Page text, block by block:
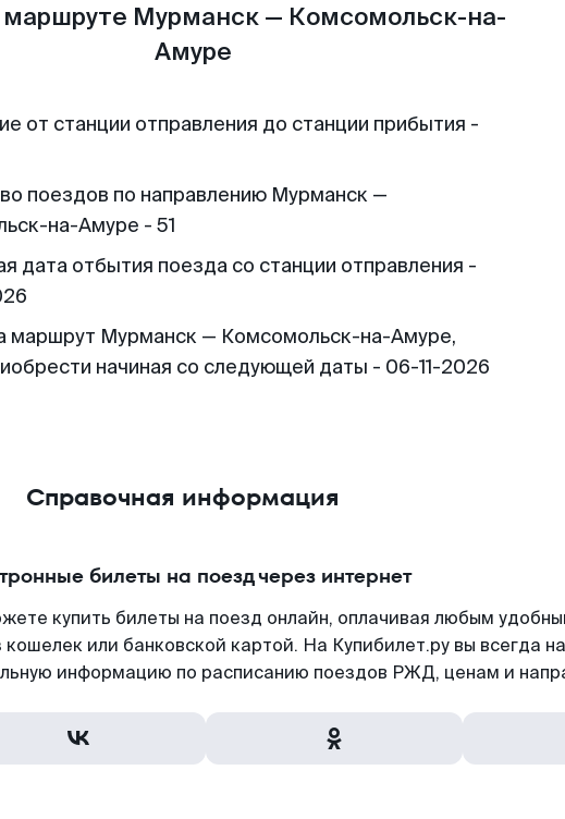
Мурманск — Комсомольск-на-
Амуре
от станции отправления до станции прибытия -
поездов по направлению Мурманск —
на-Амуре - 51
дата отбытия поезда со станции отправления -
маршрут Мурманск — Комсомольск-на-Амуре,
начиная со следующей даты - 06-11-2026
Справочная информация
билеты на поезд через интернет
купить билеты на поезд онлайн, оплачивая любым
кошелек или банковской картой. На Купибилет.ру вы всегда
информацию по расписанию поездов РЖД, ценам и